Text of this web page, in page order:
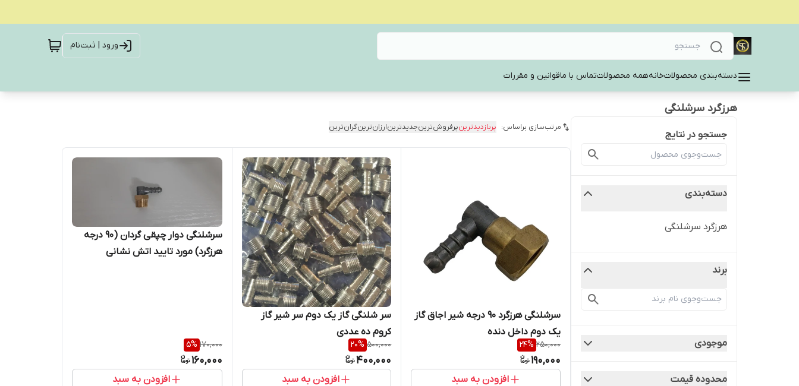
ورود | ثبت‌نام
دسته‌بندی محصولاتخانههمه محصولاتتماس با ماقوانین و مقررات
هرزگرد سرشلنگی
جستجو در نتایج
دسته‌بندی
هرزگرد سرشلنگی
برند
موجودی
محدوده قیمت
مرتب‌سازی براساس: پربازدیدترینپرفروش‌ترینجدیدترینارزان‌ترینگران‌ترین
سرشلنگی هرزگرد 90 درجه شیر اجاق گاز
یک دوم داخل دنده
250,000
24%
190,000
افزودن به سبد
سر شلنگی گاز یک دوم سر شیر گاز
کروم ده عددی
500,000
20%
400,000
افزودن به سبد
سرشلنگی دوار چپقی گردان (90 درجه
هرزگرد) مورد تایید اتش نشانی
170,000
5%
160,000
افزودن به سبد